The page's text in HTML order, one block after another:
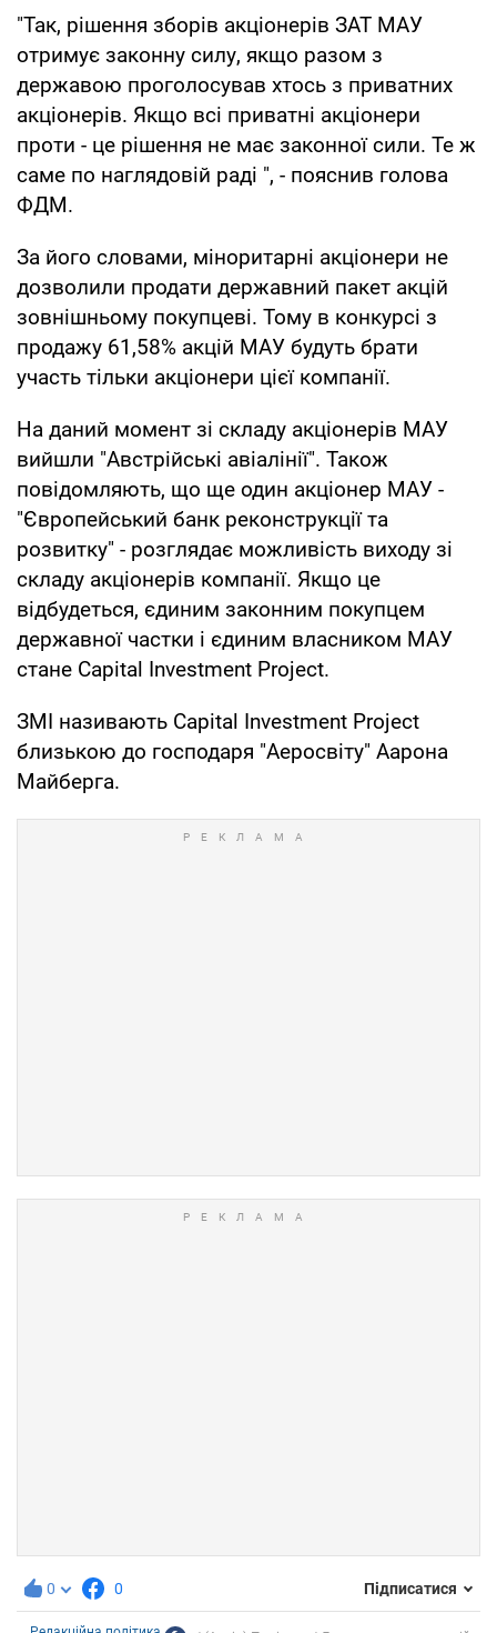
"Так, рішення зборів акціонерів ЗАТ МАУ
отримує законну силу, якщо разом з
державою проголосував хтось з приватних
акціонерів. Якщо всі приватні акціонери
проти - це рішення не має законної сили. Те ж
саме по наглядовій раді ", - пояснив голова
ФДМ.
За його словами, міноритарні акціонери не
дозволили продати державний пакет акцій
зовнішньому покупцеві. Тому в конкурсі з
продажу 61,58% акцій МАУ будуть брати
участь тільки акціонери цієї компанії.
На даний момент зі складу акціонерів МАУ
вийшли "Австрійські авіалінії". Також
повідомляють, що ще один акціонер МАУ -
"Європейський банк реконструкції та
розвитку" - розглядає можливість виходу зі
складу акціонерів компанії. Якщо це
відбудеться, єдиним законним покупцем
державної частки і єдиним власником МАУ
стане Capital Investment Project.
ЗМІ називають Capital Investment Project
близькою до господаря "Аеросвіту" Аарона
Майберга.
0 0 Підписатися